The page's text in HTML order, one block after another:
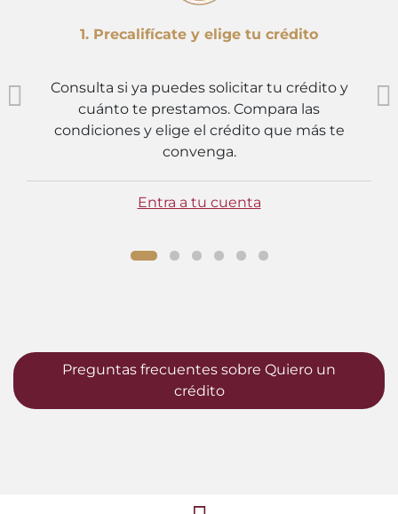
1. Precalifícate y elige tu crédito
Consulta si ya puedes solicitar tu crédito y
cuánto te prestamos. Compara las
condiciones y elige el crédito que más te
convenga.
Entra a tu cuenta
Preguntas frecuentes sobre Quiero un
crédito